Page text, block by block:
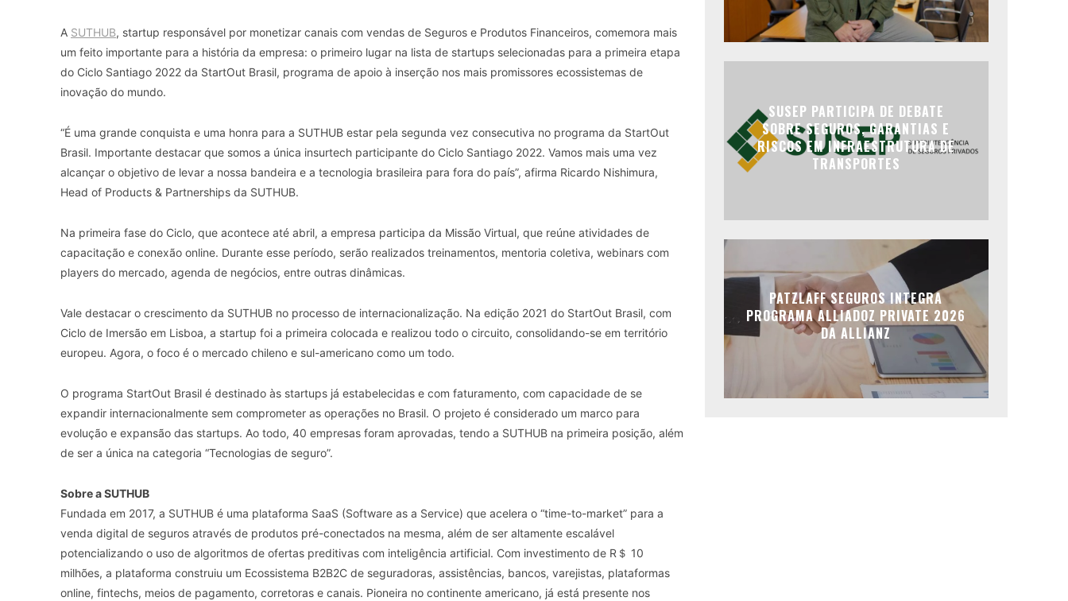
A SUTHUB, startup responsável por monetizar canais com vendas de Seguros e Produtos Financeiros, comemora mais
um feito importante para a história da empresa: o primeiro lugar na lista de startups selecionadas para a primeira etapa
do Ciclo Santiago 2022 da StartOut Brasil, programa de apoio à inserção nos mais promissores ecossistemas de
inovação do mundo.
“É uma grande conquista e uma honra para a SUTHUB estar pela segunda vez consecutiva no programa da StartOut
Brasil. Importante destacar que somos a única insurtech participante do Ciclo Santiago 2022. Vamos mais uma vez
alcançar o objetivo de levar a nossa bandeira e a tecnologia brasileira para fora do país”, afirma Ricardo Nishimura,
Head of Products & Partnerships da SUTHUB.
Na primeira fase do Ciclo, que acontece até abril, a empresa participa da Missão Virtual, que reúne atividades de
capacitação e conexão online. Durante esse período, serão realizados treinamentos, mentoria coletiva, webinars com
players do mercado, agenda de negócios, entre outras dinâmicas.
Vale destacar o crescimento da SUTHUB no processo de internacionalização. Na edição 2021 do StartOut Brasil, com
Ciclo de Imersão em Lisboa, a startup foi a primeira colocada e realizou todo o circuito, consolidando-se em território
europeu. Agora, o foco é o mercado chileno e sul-americano como um todo.
O programa StartOut Brasil é destinado às startups já estabelecidas e com faturamento, com capacidade de se
expandir internacionalmente sem comprometer as operações no Brasil. O projeto é considerado um marco para
evolução e expansão das startups. Ao todo, 40 empresas foram aprovadas, tendo a SUTHUB na primeira posição, além
de ser a única na categoria “Tecnologias de seguro”.
Sobre a SUTHUB
Fundada em 2017, a SUTHUB é uma plataforma SaaS (Software as a Service) que acelera o “time-to-market” para a
venda digital de seguros através de produtos pré-conectados na mesma, além de ser altamente escalável
potencializando o uso de algoritmos de ofertas preditivas com inteligência artificial. Com investimento de R＄ 10
milhões, a plataforma construiu um Ecossistema B2B2C de seguradoras, assistências, bancos, varejistas, plataformas
online, fintechs, meios de pagamento, corretoras e canais. Pioneira no continente americano, já está presente nos
SUSEP PARTICIPA DE DEBATE
SOBRE SEGUROS, GARANTIAS E
RISCOS EM INFRAESTRUTURA DE
TRANSPORTES
PATZLAFF SEGUROS INTEGRA
PROGRAMA ALLIADOZ PRIVATE 2026
DA ALLIANZ